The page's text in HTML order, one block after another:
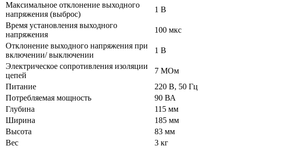
Максимальное отклонение выходного
напряжения (выброс)
1 В
Время установления выходного
напряжения
100 мкс
Отклонение выходного напряжения при
включении/ выключении
1 В
Электрическое сопротивления изоляции
цепей
7 МОм
Питание
220 В, 50 Гц
Потребляемая мощность
90 ВА
Глубина
115 мм
Ширина
185 мм
Высота
83 мм
Вес
3 кг